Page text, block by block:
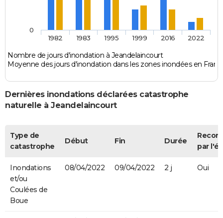
Nombre de jours d'inondation à Jeandelaincourt
Moyenne des jours d'inondation dans les zones inondées en
1982 1983 1995 1999 2016 2022
0
Dernières inondations déclarées catastrophe
naturelle à Jeandelaincourt
Type de
catastrophe
Début Fin Durée
par
Inondations
et/ou
Coulées de
Boue
08/04/2022 09/04/2022 2 j Oui